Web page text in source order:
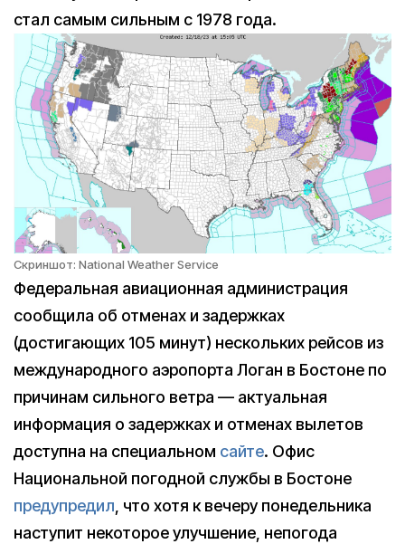
стал самым сильным с 1978 года.
Скриншот: National Weather Service
Федеральная авиационная администрация
сообщила об отменах и задержках
(достигающих 105 минут) нескольких рейсов из
международного аэропорта Логан в Бостоне по
причинам сильного ветра — актуальная
информация о задержках и отменах вылетов
доступна на специальном сайте. Офис
Национальной погодной службы в Бостоне
предупредил, что хотя к вечеру понедельника
наступит некоторое улучшение, непогода